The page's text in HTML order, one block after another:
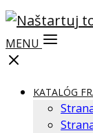
MENU
KATALÓG